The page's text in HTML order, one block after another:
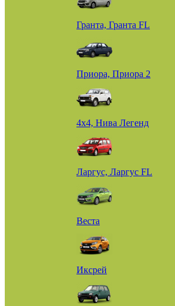
Гранта, Гранта FL
Приора, Приора 2
4х4, Нива Легенд
Ларгус, Ларгус FL
Веста
Иксрей